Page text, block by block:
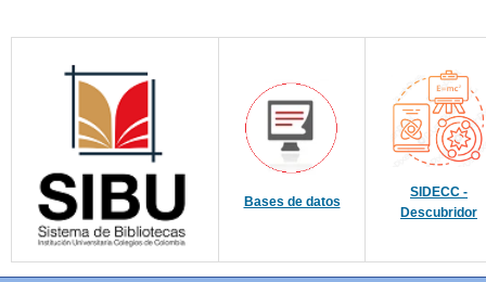
Bases de datos
SIDECC -
Descubridor